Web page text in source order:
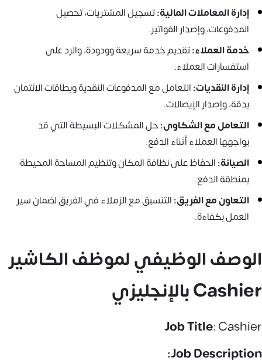
إدارة المعاملات المالية:تسجيل المشتريات، تحصيل
المدفوعات، وإصدار الفواتير.
خدمة العملاء:تقديم خدمة سريعة وودودة، والرد على
استفسارات العملاء.
إدارة النقديات:التعامل مع المدفوعات النقدية وبطاقات الائتمان
بدقة، وإصدار الإيصالات.
التعامل مع الشكاوى:حل المشكلات البسيطة التي قد
يواجهها العملاء أثناء الدفع.
الصيانة:الحفاظ على نظافة المكان وتنظيم المساحة المحيطة
بمنطقة الدفع.
التعاون مع الفريق:التنسيق مع الزملاء في الفريق لضمان سير
العمل بكفاءة.
الوصف الوظيفي لموظف الكاشير
Cashier بالإنجليزي
Job Title: Cashier
Job Description: